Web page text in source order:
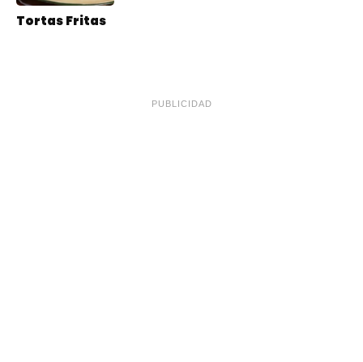
Tortas Fritas
PUBLICIDAD